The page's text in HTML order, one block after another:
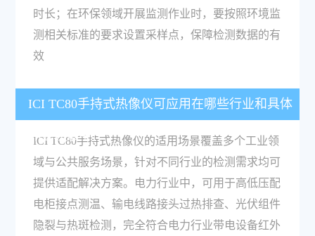
时长；在环保领域开展监测作业时，要按照环境监
测相关标准的要求设置采样点，保障检测数据的有
效
ICI TC80手持式热像仪可应用在哪些行业和具体
作业场景中？
ICI TC80手持式热像仪的适用场景覆盖多个工业领
域与公共服务场景，针对不同行业的检测需求均可
提供适配解决方案。电力行业中，可用于高低压配
电柜接点测温、输电线路接头过热排查、光伏组件
隐裂与热斑检测，完全符合电力行业带电设备红外